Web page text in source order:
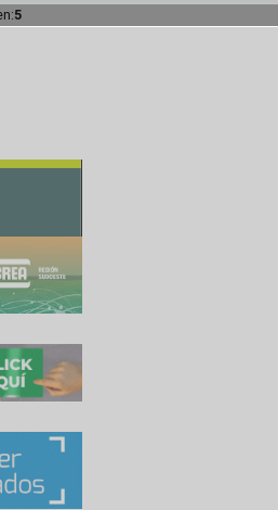
adquiridas por el SE y
adquirido por el SE.
menor que el año
Tn, un 5% más respecto
Cerrando en: